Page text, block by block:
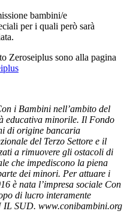
bambini/e
per i quali però sarà
Zeroseiplus sono alla pagina
i Bambini nell’ambito del
educativa minorile. Il Fondo
di origine bancaria
del Terzo Settore e il
a rimuovere gli ostacoli di
che impediscono la piena
dei minori. Per attuare i
è nata l’impresa sociale Con
di lucro interamente
IL SUD. www.conibambini.org